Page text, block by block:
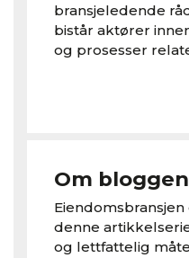
bransjeledende
bistår aktører
og prosesser
Om bloggen
denne
og lettfattelig